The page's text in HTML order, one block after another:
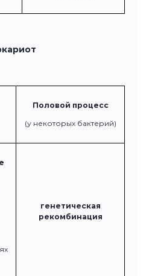
Половой процесс
(у некоторых бактерий)
генетическая
рекомбинация